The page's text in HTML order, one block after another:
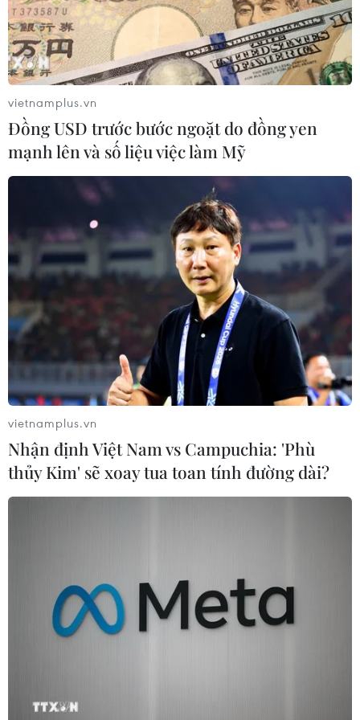
Tham vấn giữa Sudan và Mỹ về việc hòa
đàm tại Geneva không đạt kết quả
Phía Sudan thông báo các bên chưa đạt được nhất trí
về việc liệu phái đoàn đại diện cho quân đội hay chính
phủ của quốc gia Đông Bắc Phi có tham gia hòa đàm
tại Geneva vào ngày 14/8 tới đây hay không.
quyết cuộc xung đột ở Sudan
vietnamplus.vn
Đồng USD trước bước ngoặt do đồng yen
mạnh lên và số liệu việc làm Mỹ
vietnamplus.vn
Nhận định Việt Nam vs Campuchia: 'Phù
thủy Kim' sẽ xoay tua toan tính đường dài?